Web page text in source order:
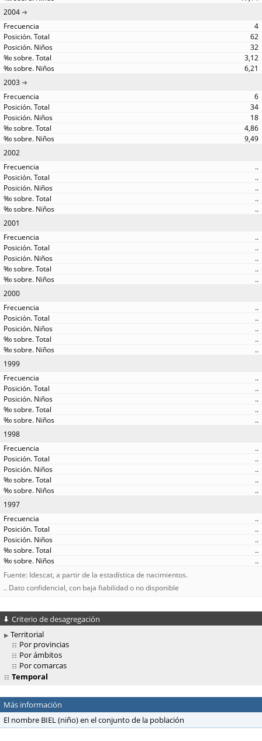
2004
4
62
32
3,12
6,21
2003
6
34
18
4,86
9,49
2002
..
..
..
..
..
2001
..
..
..
..
..
2000
..
..
..
..
..
1999
..
..
..
..
..
1998
..
..
..
..
..
1997
..
..
..
..
..
Fuente: Idescat, a partir de la estadística de nacimientos.
.. Dato confidencial, con baja fiabilidad o no disponible
Criterio de desagregación
Territorial
Por provincias
Por ámbitos
Por comarcas
Temporal
Más información
El nombre BIEL (niño) en el conjunto de la población